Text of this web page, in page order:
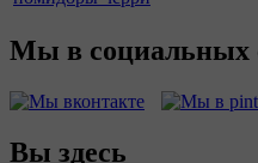
Мы в социальных
Вы здесь